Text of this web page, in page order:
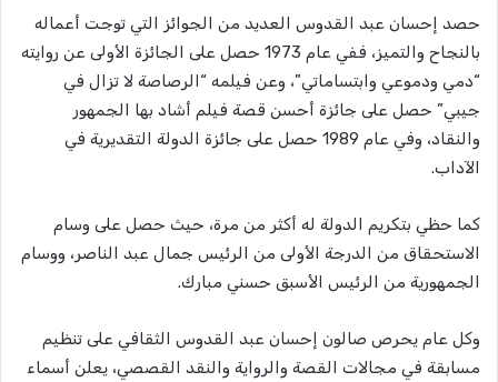
حصد إحسان عبد القدوس العديد من الجوائز التي توجت أعماله
بالنجاح والتميز، ففي عام 1973 حصل على الجائزة الأولى عن روايته
“دمي ودموعي وابتساماتي”، وعن فيلمه “الرصاصة لا تزال في
جيبي” حصل على جائزة أحسن قصة فيلم أشاد بها الجمهور
والنقاد، وفي عام 1989 حصل على جائزة الدولة التقديرية في
الآداب.
كما حظي بتكريم الدولة له أكثر من مرة، حيث حصل على وسام
الاستحقاق من الدرجة الأولى من الرئيس جمال عبد الناصر، ووسام
الجمهورية من الرئيس الأسبق حسني مبارك.
وكل عام يحرص صالون إحسان عبد القدوس الثقافي على تنظيم
مسابقة في مجالات القصة والرواية والنقد القصصي، يعلن أسماء